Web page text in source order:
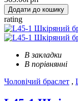
Додати до кошику
rating
В закладки
В порівнянні
Чоловічий браслет ,